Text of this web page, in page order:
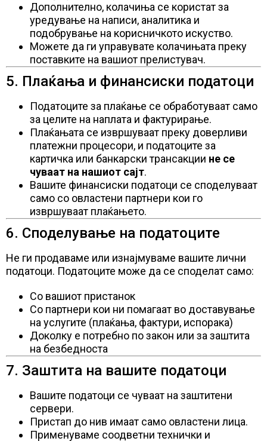
Дополнително, колачиња се користат за
уредување на написи, аналитика и
подобрување на корисничкото искуство.
Можете да ги управувате колачињата преку
поставките на вашиот прелистувач.
5. Плаќања и финансиски податоци
Податоците за плаќање се обработуваат само
за целите на наплата и фактурирање.
Плаќањата се извршуваат преку доверливи
платежни процесори, и податоците за
картичка или банкарски трансакции не се
чуваат на нашиот сајт.
Вашите финансиски податоци се споделуваат
само со овластени партнери кои го
извршуваат плаќањето.
6. Споделување на податоците
Не ги продаваме или изнајмуваме вашите лични
податоци. Податоците може да се споделат само:
Со вашиот пристанок
Со партнери кои ни помагаат во доставување
на услугите (плаќања, фактури, испорака)
Доколку е потребно по закон или за заштита
на безбедноста
7. Заштита на вашите податоци
Вашите податоци се чуваат на заштитени
сервери.
Пристап до нив имаат само овластени лица.
Применуваме соодветни технички и